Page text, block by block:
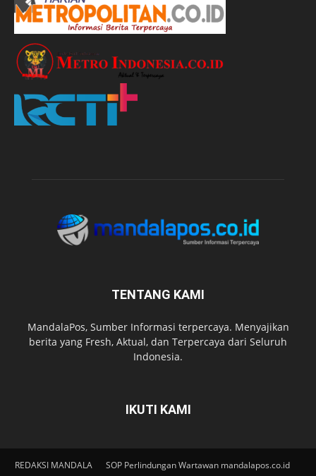
TENTANG KAMI
MandalaPos, Sumber Informasi terpercaya. Menyajikan
berita yang Fresh, Aktual, dan Terpercaya dari Seluruh
Indonesia.
IKUTI KAMI
REDAKSI MANDALA
SOP Perlindungan Wartawan mandalapos.co.id